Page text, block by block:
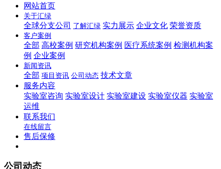
网站首页
关于汇绿
全球分支公司 了解汇绿 实力展示 企业文化 荣誉资质
客户案例
全部 高校案例 研究机构案例 医疗系统案例 检测机构案
例 企业案例
新闻资讯
全部 项目资讯 公司动态 技术文章
服务内容
实验室咨询 实验室设计 实验室建设 实验室仪器 实验室
运维
联系我们
在线留言
售后保修
公司动态